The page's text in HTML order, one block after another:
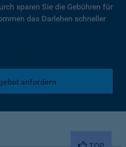
sparen Sie die Gebühren für
das Darlehen schneller
anfordern